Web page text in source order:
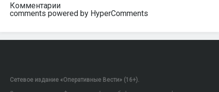
Комментарии
comments powered by HyperComments
Сетевое издание «Оперативные Вести» (16+).